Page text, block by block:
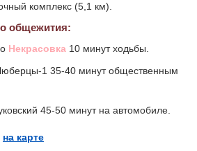
комплекс (5,1 км).
общежития:
Некрасовка 10 минут ходьбы.
1 35-40 минут общественным
45-50 минут на автомобиле.
на карте